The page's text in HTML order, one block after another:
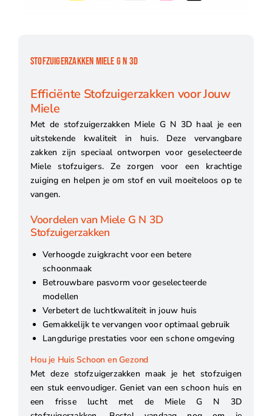
STOFZUIGERZAKKEN MIELE G N 3D
Efficiënte Stofzuigerzakken voor Jouw
Miele
Met de stofzuigerzakken Miele G N 3D haal je een
uitstekende kwaliteit in huis. Deze vervangbare
zakken zijn speciaal ontworpen voor geselecteerde
Miele stofzuigers. Ze zorgen voor een krachtige
zuiging en helpen je om stof en vuil moeiteloos op te
vangen.
Voordelen van Miele G N 3D
Stofzuigerzakken
Verhoogde zuigkracht voor een betere
schoonmaak
Betrouwbare pasvorm voor geselecteerde
modellen
Verbetert de luchtkwaliteit in jouw huis
Gemakkelijk te vervangen voor optimaal gebruik
Langdurige prestaties voor een schone omgeving
Hou je Huis Schoon en Gezond
Met deze stofzuigerzakken maak je het stofzuigen
een stuk eenvoudiger. Geniet van een schoon huis en
een frisse lucht met de Miele G N 3D